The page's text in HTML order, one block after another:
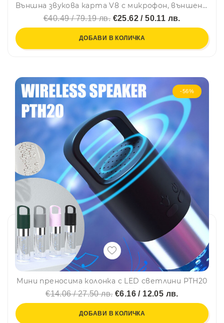
Външна звукова карта V8 с микрофон, външен USB аудио интерфейс
€40.49 / 79.19 лв.€25.62 / 50.11 лв.
ДОБАВИ В КОЛИЧКА
-56%
Мини преносима колонка с LED светлини PTH20
€14.06 / 27.50 лв.€6.16 / 12.05 лв.
ДОБАВИ В КОЛИЧКА